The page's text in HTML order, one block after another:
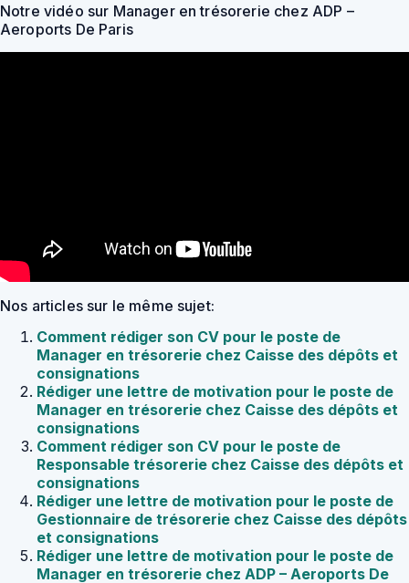
Notre vidéo sur Manager en trésorerie chez ADP –
Aeroports De Paris
Nos articles sur le même sujet:
Comment rédiger son CV pour le poste de
Manager en trésorerie chez Caisse des dépôts et
consignations
Rédiger une lettre de motivation pour le poste de
Manager en trésorerie chez Caisse des dépôts et
consignations
Comment rédiger son CV pour le poste de
Responsable trésorerie chez Caisse des dépôts et
consignations
Rédiger une lettre de motivation pour le poste de
Gestionnaire de trésorerie chez Caisse des dépôts
et consignations
Rédiger une lettre de motivation pour le poste de
Manager en trésorerie chez ADP – Aeroports De